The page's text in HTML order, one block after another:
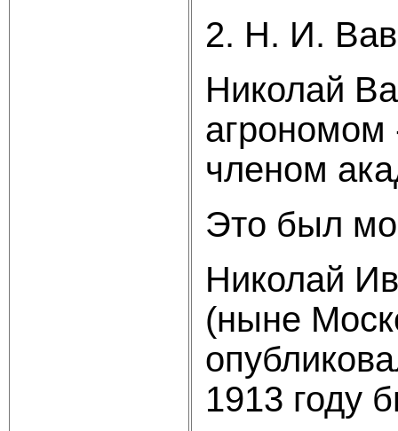
2. Н. И.
Николай
агрономом
членом
Это был
Николай
(ныне
1913 году